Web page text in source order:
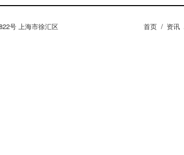
号 上海市徐汇区
首页 / 资讯